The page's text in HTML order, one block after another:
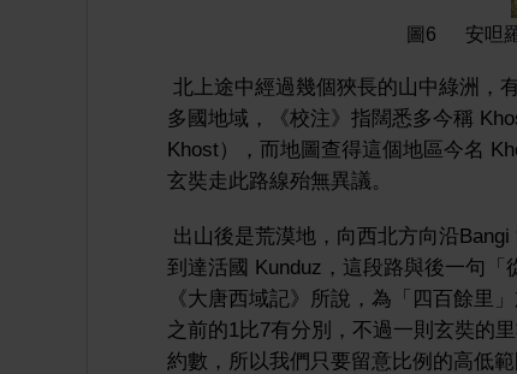
圖6 安呾羅
北上途中經過幾個狹長的山中綠洲，
多國地域，《校注》指闊悉多今稱
Khost），而地圖查得這個地區今名
玄奘走此路線殆無異議。
出山後是荒漠地，向西北方向沿
到達活國 Kunduz，這段路與後一句
《大唐西域記》所說，為「四百餘里
之前的1比7有分別，不過一則玄奘的
約數，所以我們只要留意比例的高低範